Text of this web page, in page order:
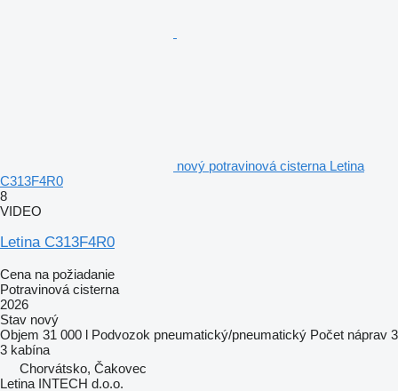
nový potravinová cisterna Letina
C313F4R0
8
VIDEO
Letina C313F4R0
Cena na požiadanie
Potravinová cisterna
2026
Stav nový
Objem 31 000 l Podvozok pneumatický/pneumatický Počet náprav 3
3 kabína
Chorvátsko, Čakovec
Letina INTECH d.o.o.